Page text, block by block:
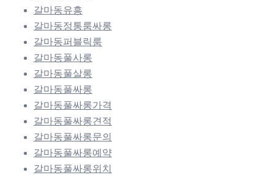
갈마동유흥
갈마동정통룸싸롱
갈마동퍼블릭룸
갈마동풀사롱
갈마동풀살롱
갈마동풀싸롱
갈마동풀싸롱가격
갈마동풀싸롱견적
갈마동풀싸롱문의
갈마동풀싸롱예약
갈마동풀싸롱위치